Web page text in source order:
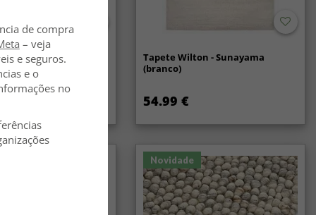
- Coastal (creme)
Tapete Wilton - Sunayama
(branco)
54.99 €
Novidade
de compra
– veja
e seguros.
e o
no